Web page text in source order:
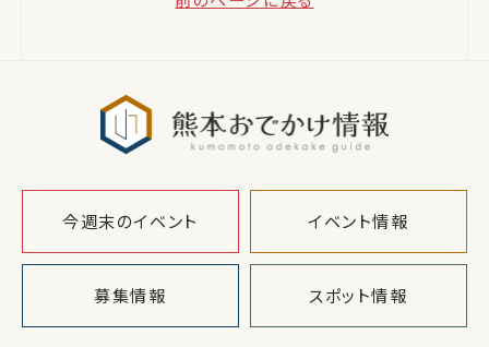
今週末のイベント イベント情報
募集情報 スポット情報